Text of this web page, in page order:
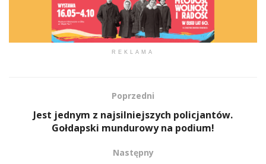
REKLAMA
Poprzedni
Jest jednym z najsilniejszych policjantów.
Gołdapski mundurowy na podium!
Następny